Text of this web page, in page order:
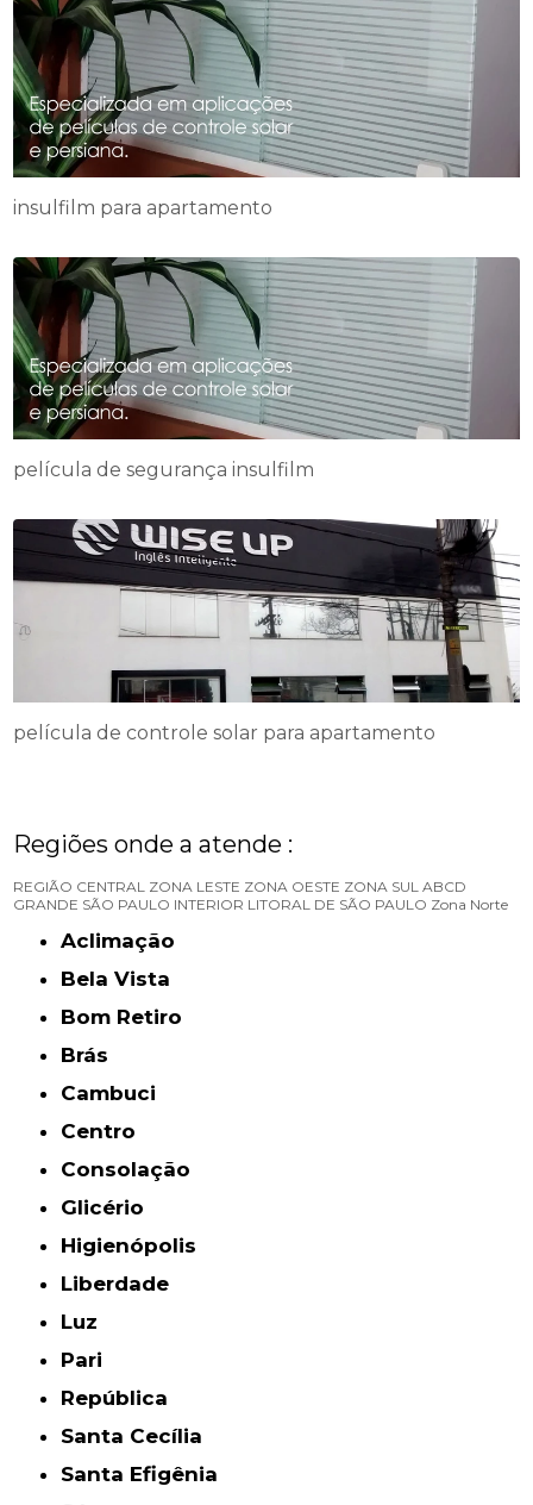
insulfilm para apartamento
película de segurança insulfilm
película de controle solar para apartamento
Regiões onde a atende :
REGIÃO CENTRAL ZONA LESTE ZONA OESTE ZONA SUL ABCD
GRANDE SÃO PAULO INTERIOR LITORAL DE SÃO PAULO Zona Norte
Aclimação
Bela Vista
Bom Retiro
Brás
Cambuci
Centro
Consolação
Glicério
Higienópolis
Liberdade
Luz
Pari
República
Santa Cecília
Santa Efigênia